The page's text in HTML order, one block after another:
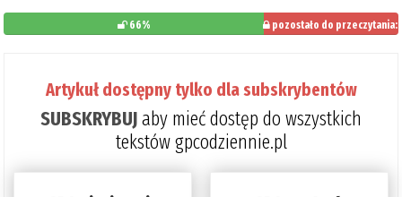
66%
pozostało do przeczytania:
Artykuł dostępny tylko dla subskrybentów
SUBSKRYBUJaby mieć dostęp do wszystkich
tekstów gpcodziennie.pl